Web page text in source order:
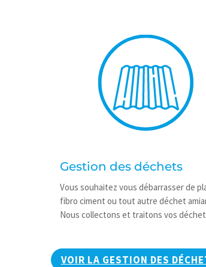
Gestion des déchets
Vous souhaitez vous débarrasser de
fibro ciment ou tout autre déchet
Nous collectons et traitons vos
VOIR LA GESTION DES